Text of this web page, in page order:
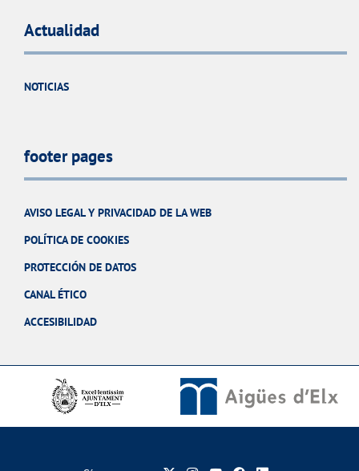
Actualidad
NOTICIAS
footer pages
AVISO LEGAL Y PRIVACIDAD DE LA WEB
POLÍTICA DE COOKIES
PROTECCIÓN DE DATOS
CANAL ÉTICO
ACCESIBILIDAD